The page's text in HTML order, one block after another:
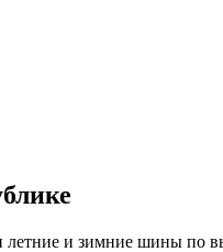
и зимние шины по